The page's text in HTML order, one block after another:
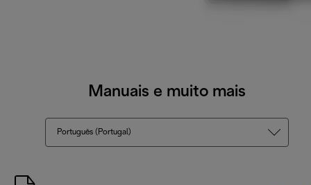
Manuais e muito mais
Português (Portugal)